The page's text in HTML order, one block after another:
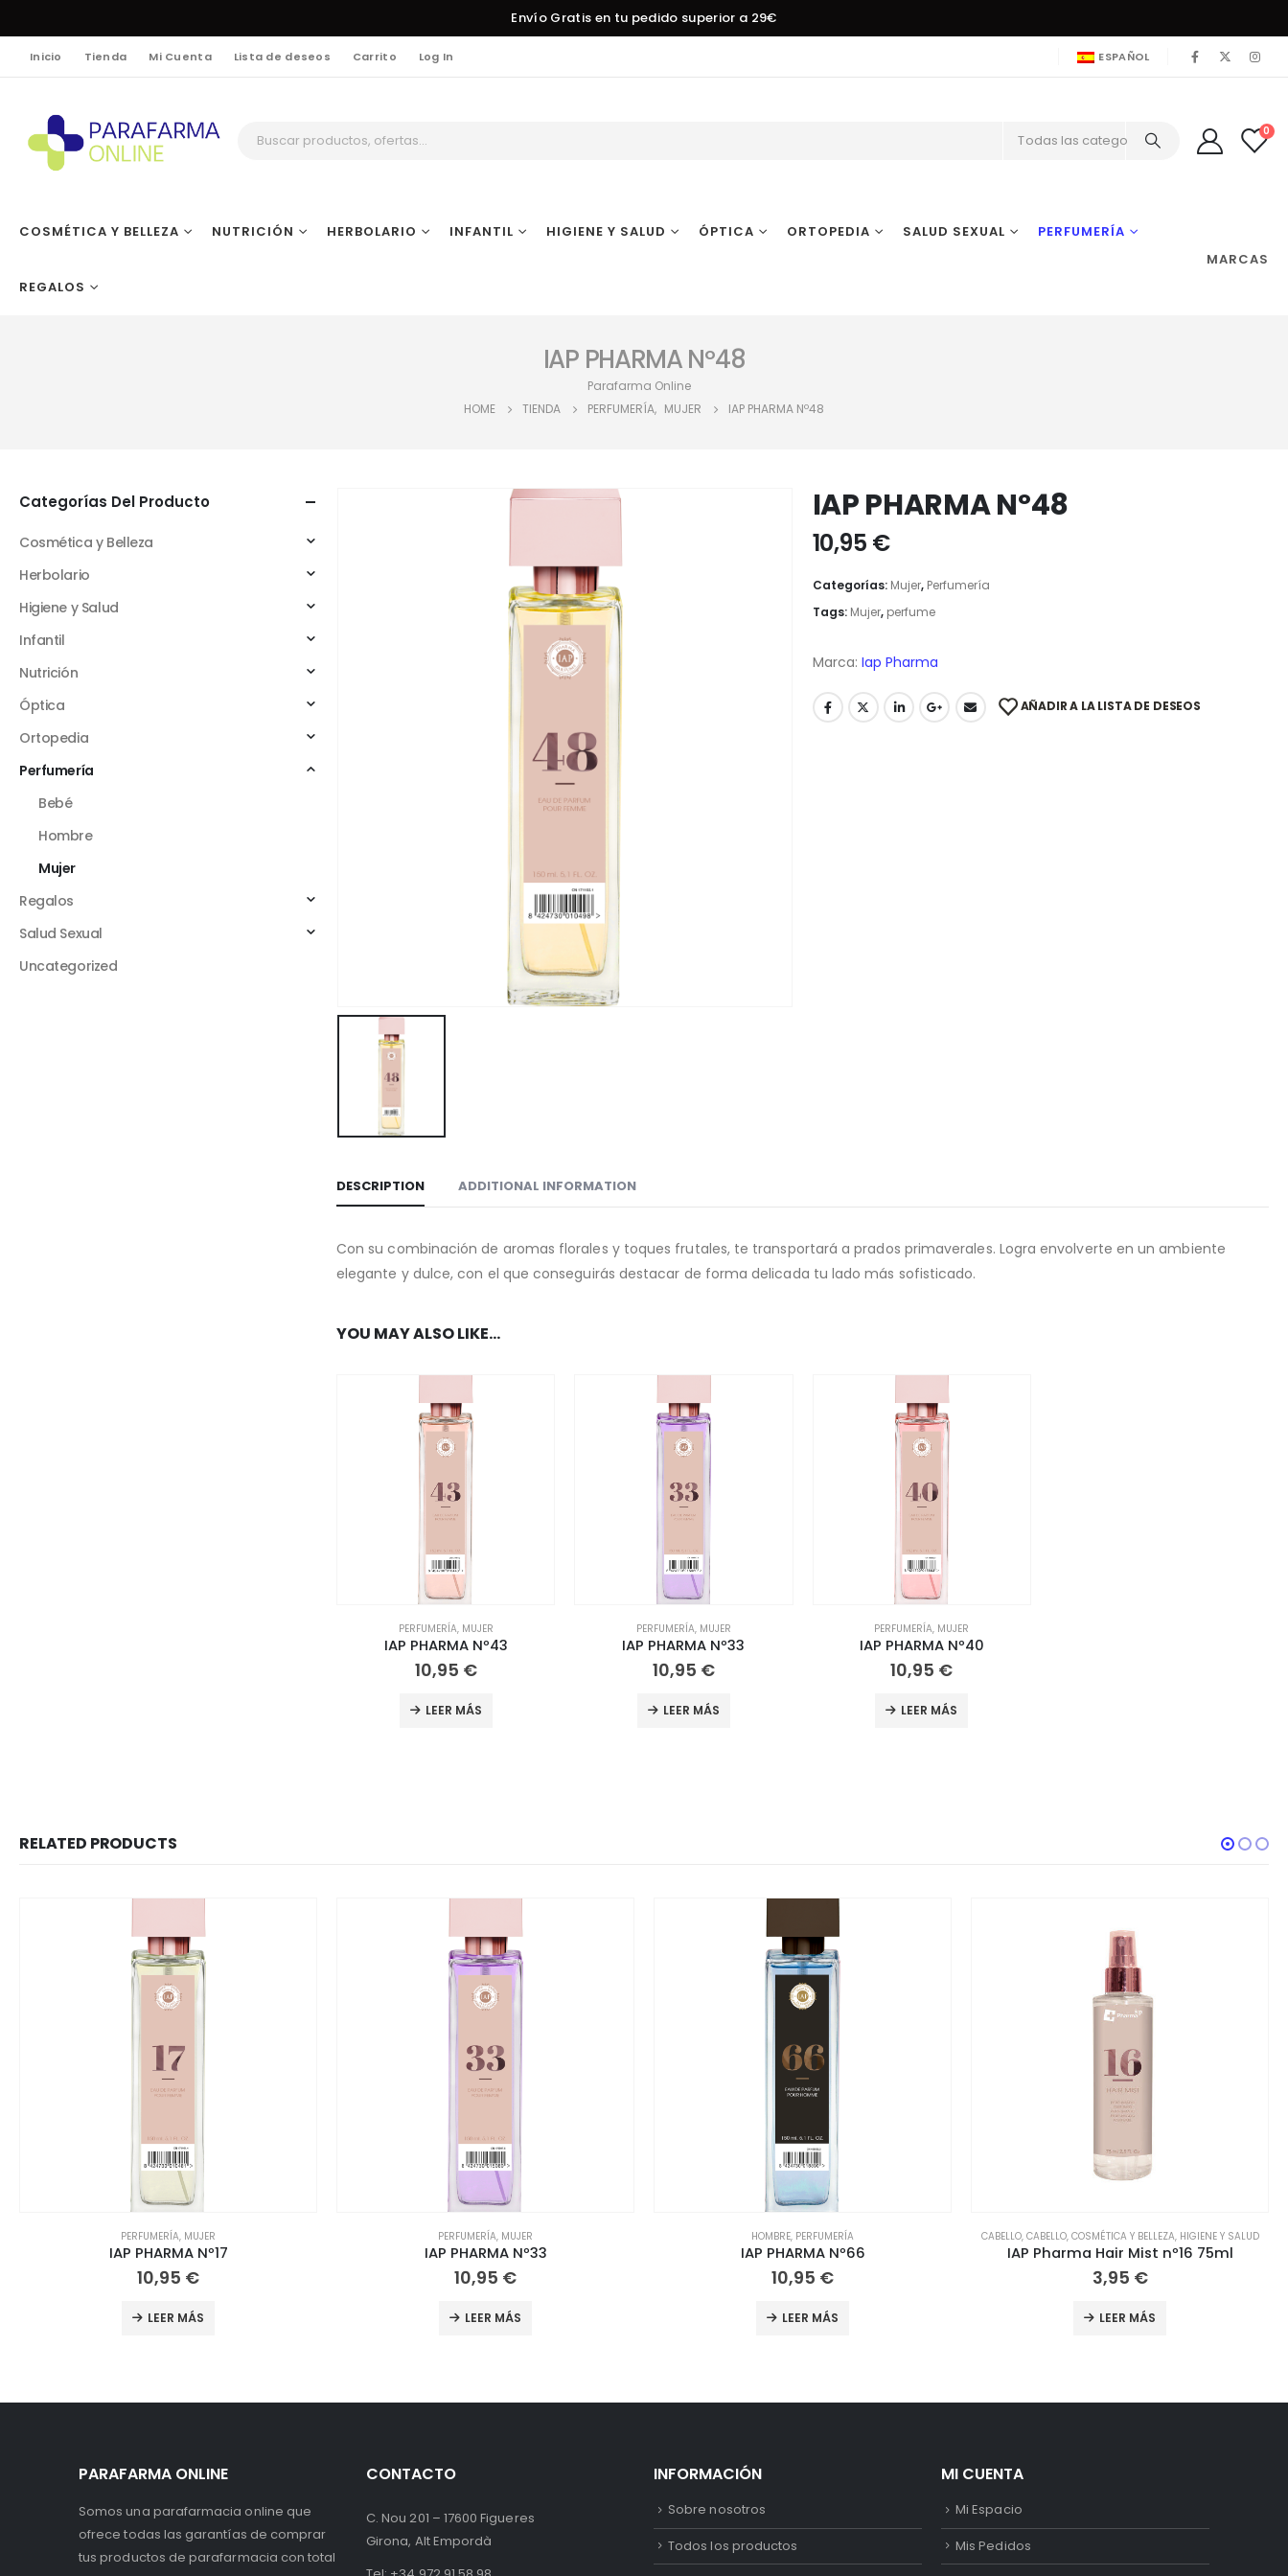
Envío Gratis en tu pedido superior a 29€
Inicio Tienda Mi Cuenta Lista de deseos Carrito Log In ESPAÑOL
Todas las categorías
0
COSMÉTICA Y BELLEZA NUTRICIÓN HERBOLARIO INFANTIL HIGIENE Y SALUD ÓPTICA ORTOPEDIA SALUD SEXUAL PERFUMERÍA
REGALOS
MARCAS
IAP PHARMA Nº48
Parafarma Online
HOME
TIENDA PERFUMERÍA, MUJER IAP PHARMA Nº48
IAP PHARMA Nº48
10,95 €
Categorías: Mujer, Perfumería
Tags: Mujer, perfume
Marca: Iap Pharma
AÑADIR A LA LISTA DE DESEOS
DESCRIPTION ADDITIONAL INFORMATION
Con su combinación de aromas florales y toques frutales, te transportará a prados primaverales. Logra envolverte en un ambiente
elegante y dulce, con el que conseguirás destacar de forma delicada tu lado más sofisticado.
YOU MAY ALSO LIKE…
PERFUMERÍA, MUJER
IAP PHARMA Nº43
10,95 €
LEER MÁS
PERFUMERÍA, MUJER
IAP PHARMA Nº33
10,95 €
LEER MÁS
PERFUMERÍA, MUJER
IAP PHARMA Nº40
10,95 €
LEER MÁS
Categorías Del Producto
Cosmética y Belleza
Herbolario
Higiene y Salud
Infantil
Nutrición
Óptica
Ortopedia
Perfumería
Bebé
Hombre
Mujer
Regalos
Salud Sexual
Uncategorized
RELATED PRODUCTS
PERFUMERÍA, MUJER
IAP PHARMA Nº33
10,95 €
LEER MÁS
HOMBRE,PERFUMERÍA
IAP PHARMA Nº66
10,95 €
LEER MÁS
,COSMÉTICA Y BELLEZA
IAP Pharma Hair Mist nº16 75ml
3,95 €
LEER MÁS
MUJER,PERFUMERÍA
IAP PHARMA Nº29
10,95€
LEER MÁS
PARAFARMA ONLINE
Somos una parafarmacia online que
ofrece todas las garantías de comprar
tus productos de parafarmacia con total
CONTACTO
C. Nou 201 – 17600 Figueres
Girona, Alt Empordà
INFORMACIÓN
Sobre nosotros
Todos los productos
MI CUENTA
Mi Espacio
Mis Pedidos